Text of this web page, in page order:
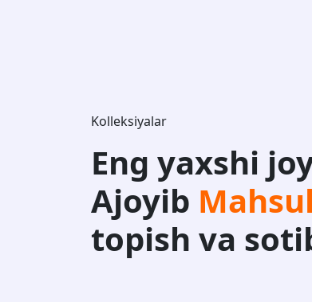
Kolleksiyalar
Eng yaxshi
Ajoyib
topish va